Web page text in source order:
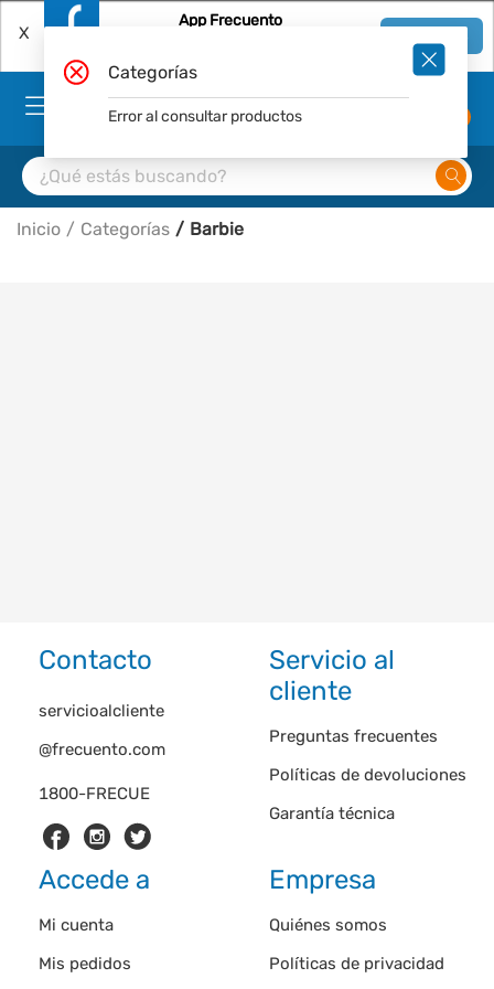
X
App Frecuento
Inicio Categorías Barbie
Contacto
1800-FRECUE
servicioalcliente
@frecuento.com
Servicio al
cliente
Preguntas frecuentes
Políticas de devoluciones
Garantía técnica
Accede a
Mi cuenta
Mis pedidos
Empresa
Quiénes somos
Políticas de privacidad
Categorías
Error al consultar productos